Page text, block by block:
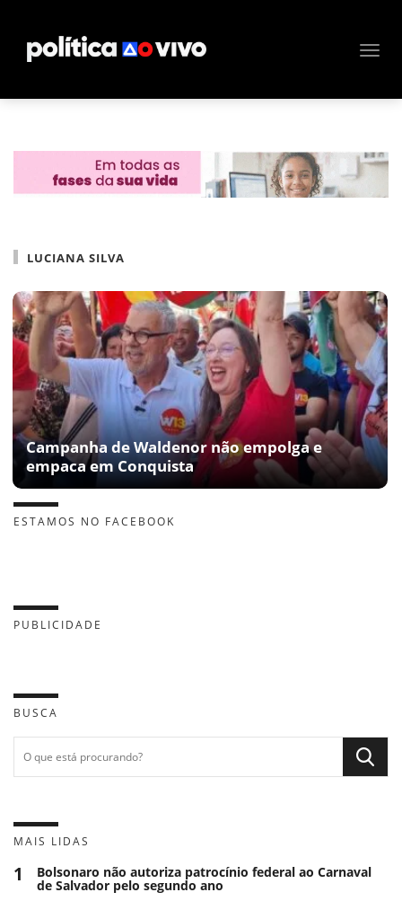
LUCIANA SILVA
Campanha de Waldenor não empolga e
empaca em Conquista
ESTAMOS NO FACEBOOK
PUBLICIDADE
BUSCA
MAIS LIDAS
1 Bolsonaro não autoriza patrocínio federal ao Carnaval
de Salvador pelo segundo ano